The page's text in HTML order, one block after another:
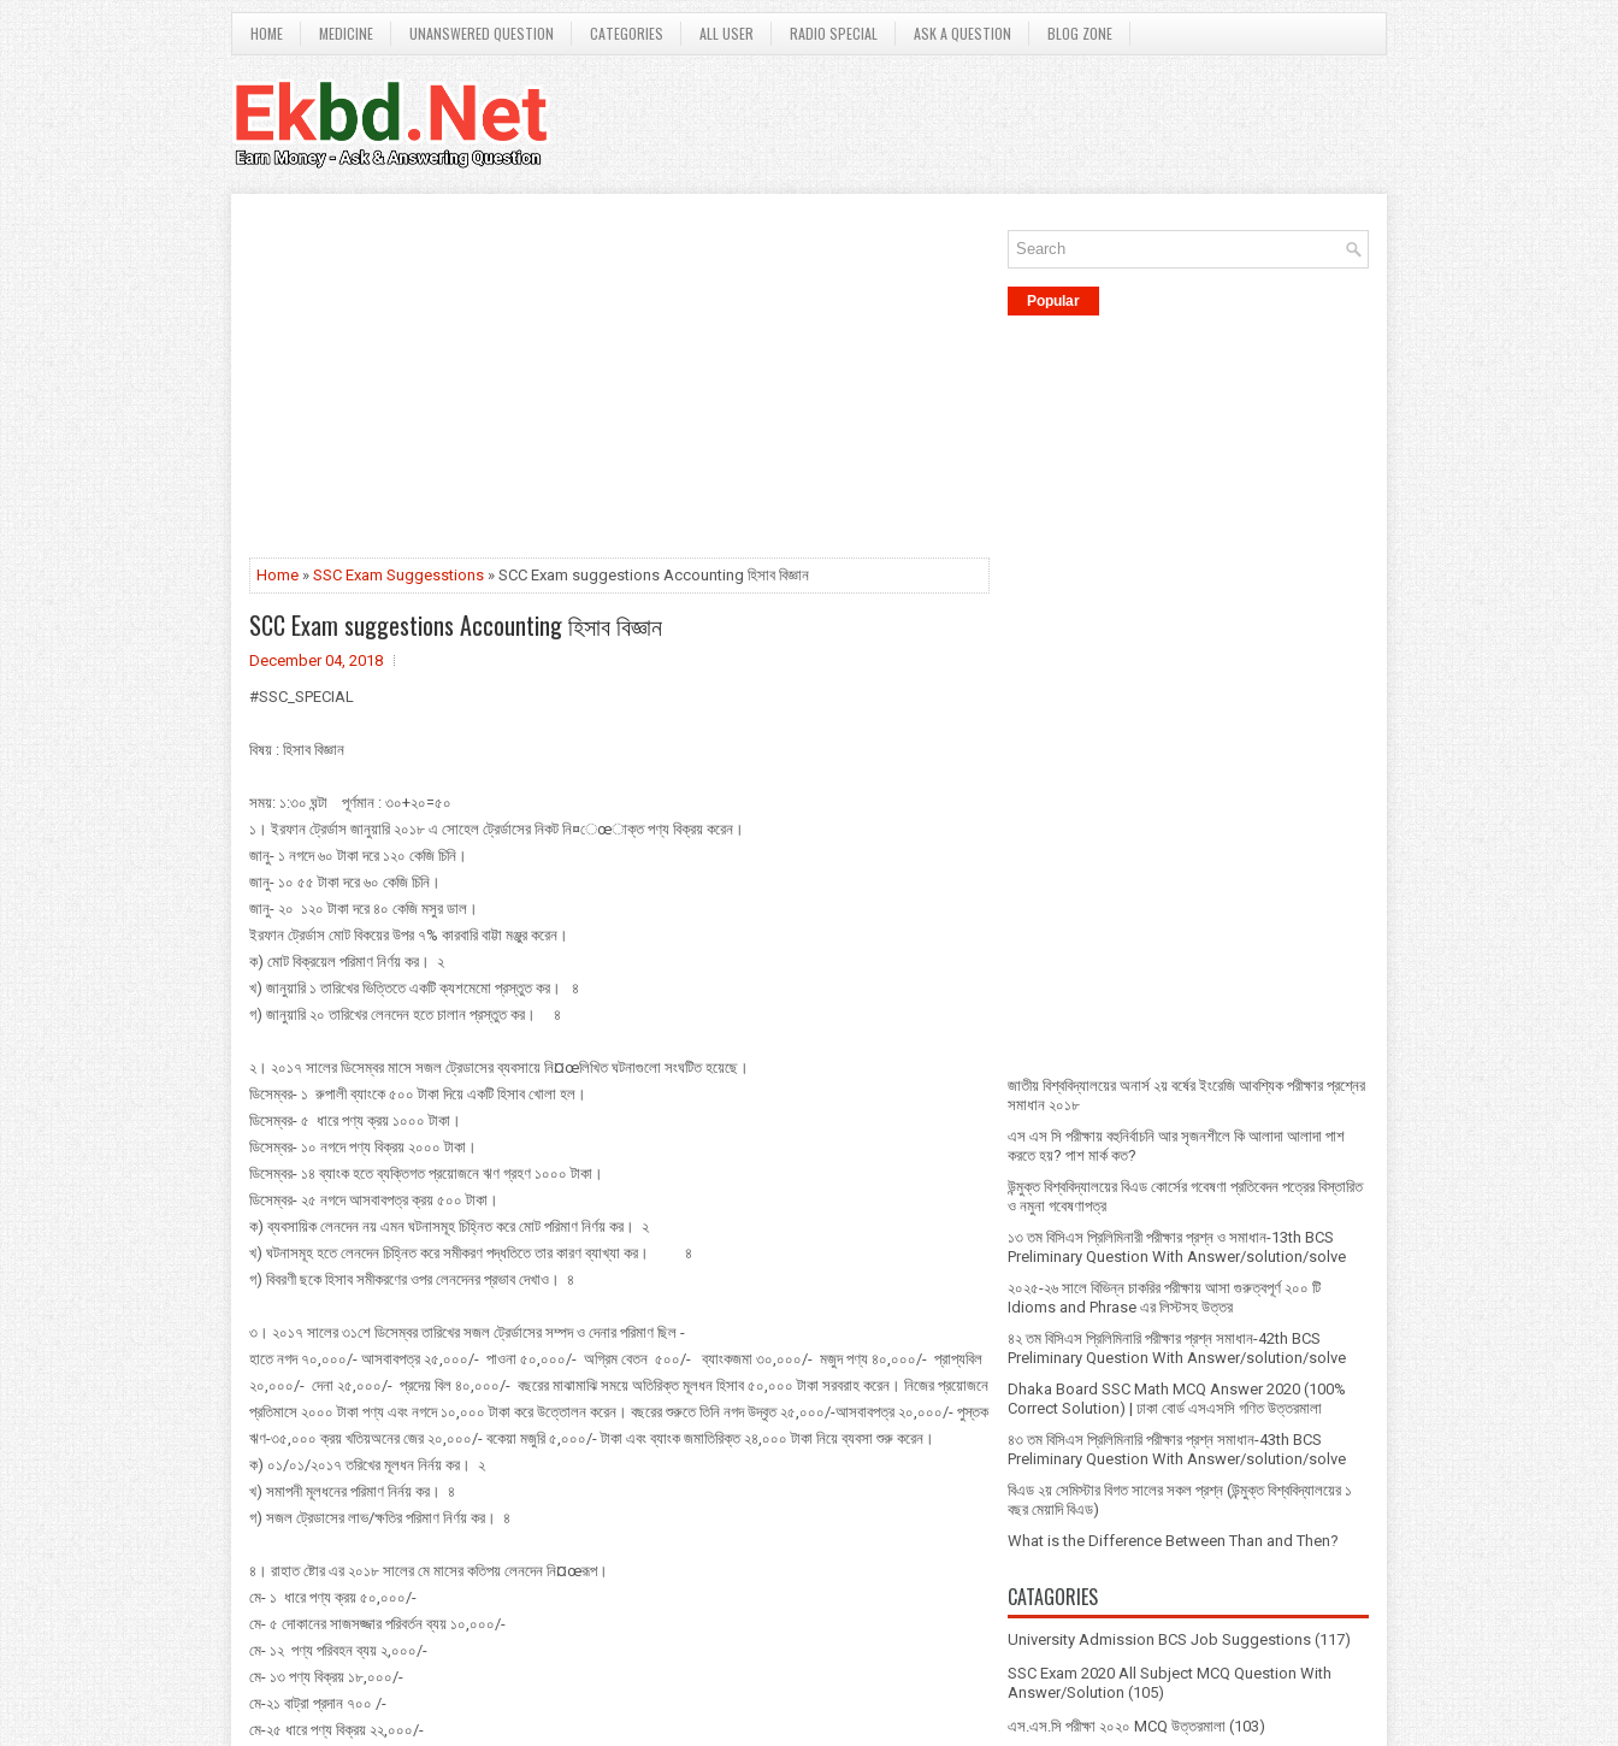
HOME MEDICINE UNANSWERED QUESTION CATEGORIES ALL USER RADIO SPECIAL ASK A QUESTION BLOG ZONE
Home » SSC Exam Suggesstions » SCC Exam suggestions Accounting হিসাব বিজ্ঞান
SCC Exam suggestions Accounting হিসাব বিজ্ঞান
December 04, 2018
#SSC_SPECIAL
বিষয় : হিসাব বিজ্ঞান
সময়: ১:৩০ ঘন্টা পূর্ণমান : ৩০+২০=৫০
১। ইরফান ট্রের্ডাস জানুয়ারি ২০১৮ এ সোহেল ট্রের্ডাসের নিকট নি¤েœাক্ত পণ্য বিক্রয় করেন।
জানু- ১ নগদে ৬০ টাকা দরে ১২০ কেজি চিনি।
জানু- ১০ ৫৫ টাকা দরে ৬০ কেজি চিনি।
জানু- ২০ ১২০ টাকা দরে ৪০ কেজি মসুর ডাল।
ইরফান ট্রের্ডাস মোট বিকয়ের উপর ৭% কারবারি বাট্টা মঞ্জুর করেন।
ক) মোট বিক্রয়েল পরিমাণ নির্ণয় কর। ২
খ) জানুয়ারি ১ তারিখের ভিত্তিতে একটি ক্যশমেমো প্রস্তুত কর। ৪
গ) জানুয়ারি ২০ তারিখের লেনদেন হতে চালান প্রস্তুত কর। ৪
২। ২০১৭ সালের ডিসেম্বর মাসে সজল ট্রেডাসের ব্যবসায়ে নি¤œলিখিত ঘটনাগুলো সংঘটিত হয়েছে।
ডিসেম্বর- ১ রুপালী ব্যাংকে ৫০০ টাকা দিয়ে একটি হিসাব খোলা হল।
ডিসেম্বর- ৫ ধারে পণ্য ক্রয় ১০০০ টাকা।
ডিসেম্বর- ১০ নগদে পণ্য বিক্রয় ২০০০ টাকা।
ডিসেম্বর- ১৪ ব্যাংক হতে ব্যক্তিগত প্রয়োজনে ঋণ গ্রহণ ১০০০ টাকা।
ডিসেম্বর- ২৫ নগদে আসবাবপত্র ক্রয় ৫০০ টাকা।
ক) ব্যবসায়িক লেনদেন নয় এমন ঘটনাসমূহ চিহ্নিত করে মোট পরিমাণ নির্ণয় কর। ২
খ) ঘটনাসমূহ হতে লেনদেন চিহ্নিত করে সমীকরণ পদ্ধতিতে তার কারণ ব্যাখ্যা কর। ৪
গ) বিবরণী ছকে হিসাব সমীকরণের ওপর লেনদেনর প্রভাব দেখাও। ৪
৩। ২০১৭ সালের ৩১শে ডিসেম্বর তারিখের সজল ট্রের্ডাসের সম্পদ ও দেনার পরিমাণ ছিল -
হাতে নগদ ৭০,০০০/- আসবাবপত্র ২৫,০০০/- পাওনা ৫০,০০০/- অগ্রিম বেতন ৫০০/- ব্যাংকজমা ৩০,০০০/- মজুদ পণ্য ৪০,০০০/- প্রাপ্যবিল
২০,০০০/- দেনা ২৫,০০০/- প্রদেয় বিল ৪০,০০০/- বছরের মাঝামাঝি সময়ে অতিরিক্ত মূলধন হিসাব ৫০,০০০ টাকা সরবরাহ করেন। নিজের প্রয়োজনে
প্রতিমাসে ২০০০ টাকা পণ্য এবং নগদে ১০,০০০ টাকা করে উত্তোলন করেন। বছরের শুরুতে তিনি নগদ উদ্বৃত ২৫,০০০/-আসবাবপত্র ২০,০০০/- পুস্তক
ঋণ-৩৫,০০০ ক্রয় খতিয়অনের জের ২০,০০০/- বকেয়া মজুরি ৫,০০০/- টাকা এবং ব্যাংক জমাতিরিক্ত ২৪,০০০ টাকা নিয়ে ব্যবসা শুরু করেন।
ক) ০১/০১/২০১৭ তরিখের মূলধন নির্নয় কর। ২
খ) সমাপনী মূলধনের পরিমাণ নির্নয় কর। ৪
গ) সজল ট্রেডাসের লাভ/ক্ষতির পরিমাণ নির্ণয় কর। ৪
৪। রাহাত ষ্টোর এর ২০১৮ সালের মে মাসের কতিপয় লেনদেন নি¤œরূপ।
মে- ১ ধারে পণ্য ক্রয় ৫০,০০০/-
মে- ৫ দোকানের সাজসজ্জার পরিবর্তন ব্যয় ১০,০০০/-
মে- ১২ পণ্য পরিবহন ব্যয় ২,০০০/-
মে- ১৩ পণ্য বিক্রয় ১৮,০০০/-
মে-২১ বাট্রা প্রদান ৭০০ /-
মে-২৫ ধারে পণ্য বিক্রয় ২২,০০০/-
Popular
জাতীয় বিশ্ববিদ্যালয়ের অনার্স ২য় বর্ষের ইংরেজি আবশ্যিক পরীক্ষার প্রশ্নের
সমাধান ২০১৮
এস এস সি পরীক্ষায় বহুনির্বাচনি আর সৃজনশীলে কি আলাদা আলাদা পাশ
করতে হয়? পাশ মার্ক কত?
উন্মুক্ত বিশ্ববিদ্যালয়ের বিএড কোর্সের গবেষণা প্রতিবেদন পত্রের বিস্তারিত
ও নমুনা গবেষণাপত্র
১৩ তম বিসিএস প্রি‌লি‌মিনারী পরীক্ষার প্রশ্ন ও সমাধান-13th BCS
Preliminary Question With Answer/solution/solve
২০২৫-২৬ সালে বিভিন্ন চাকরির পরীক্ষায় আসা গুরুত্বপূর্ণ ২০০ টি
Idioms and Phrase এর লিস্টসহ উত্তর
৪২ তম বিসিএস প্রিলিমিনারি পরীক্ষার প্রশ্ন সমাধান-42th BCS
Preliminary Question With Answer/solution/solve
Dhaka Board SSC Math MCQ Answer 2020 (100%
Correct Solution) | ঢাকা বোর্ড এসএসসি গণিত উত্তরমালা
৪৩ তম বিসিএস প্রিলিমিনারি পরীক্ষার প্রশ্ন সমাধান-43th BCS
Preliminary Question With Answer/solution/solve
বিএড ২য় সেমিস্টার বিগত সালের সকল প্রশ্ন (উন্মুক্ত বিশ্ববিদ্যালয়ের ১
বছর মেয়াদি বিএড)
What is the Difference Between Than and Then?
CATAGORIES
University Admission BCS Job Suggestions (117)
SSC Exam 2020 All Subject MCQ Question With
Answer/Solution (105)
এস.এস.সি পরীক্ষা ২০২০ MCQ উত্তরমালা (103)